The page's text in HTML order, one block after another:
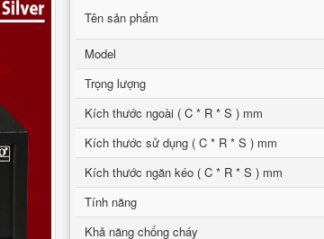
Tên sản phẩm
Model
Trọng lượng
Kích thước ngoài ( C * R * S ) mm
Kích thước sử dụng ( C * R * S ) mm
Kích thước ngăn kéo ( C * R * S ) mm
Tính năng
Khả năng chống cháy